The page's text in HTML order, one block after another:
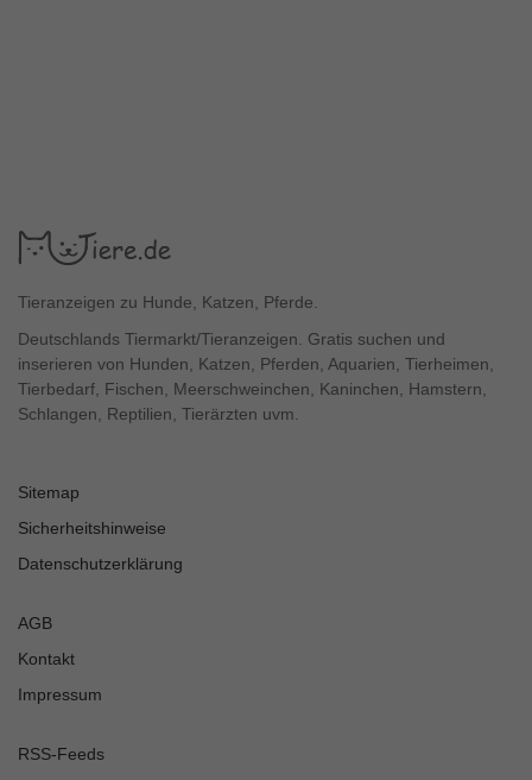
Tieranzeigen zu Hunde, Katzen, Pferde.
Deutschlands Tiermarkt/Tieranzeigen. Gratis suchen und
inserieren von Hunden, Katzen, Pferden, Aquarien, Tierheimen,
Tierbedarf, Fischen, Meerschweinchen, Kaninchen, Hamstern,
Schlangen, Reptilien, Tierärzten uvm.
Sitemap
Sicherheitshinweise
Datenschutzerklärung
AGB
Kontakt
Impressum
RSS-Feeds